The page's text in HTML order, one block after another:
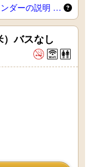
ダーの説明 …
）バスなし